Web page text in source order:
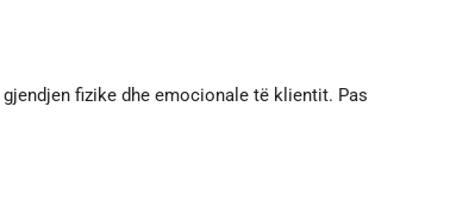
fizike dhe emocionale të klientit. Pas